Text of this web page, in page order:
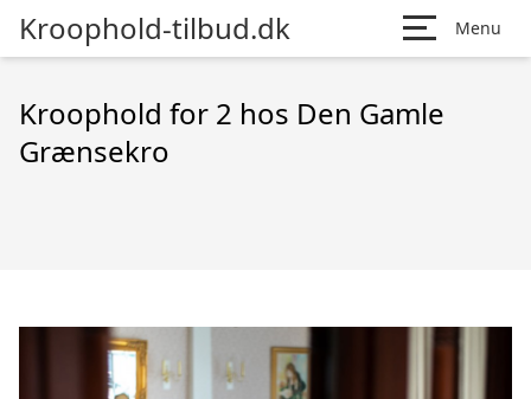
Kroophold-tilbud.dk Menu
Kroophold for 2 hos Den Gamle
Grænsekro